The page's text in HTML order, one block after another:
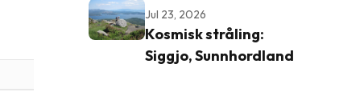
Jul 23, 2026
Kosmisk stråling:
Siggjo, Sunnhordland